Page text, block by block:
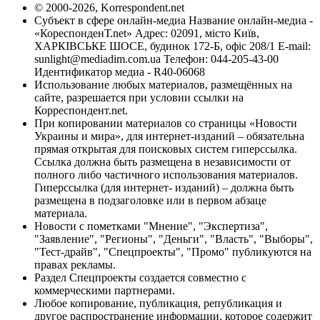
© 2000-2026, Korrespondent.net
Субъект в сфере онлайн-медиа Название онлайн-медиа -
«КореспонденТ.net» Адрес: 02091, місто Київ,
ХАРКІВСЬКЕ ШОСЕ, будинок 172-Б, офіс 208/1 E-mail:
sunlight@mediadim.com.ua Телефон: 044-205-43-00
Идентификатор медиа - R40-06068
Использование любых материалов, размещённых на
сайте, разрешается при условии ссылки на
Корреспондент.net.
При копировании материалов со страницы «Новости
Украины и мира», для интернет-изданий – обязательна
прямая открытая для поисковых систем гиперссылка.
Ссылка должна быть размещена в независимости от
полного либо частичного использования материалов.
Гиперссылка (для интернет- изданий) – должна быть
размещена в подзаголовке или в первом абзаце
материала.
Новости с пометками "Мнение", "Экспертиза",
"Заявление", "Регионы", "Деньги", "Власть", "Выборы",
"Тест-драйв", "Спецпроекты", "Промо" публикуются на
правах рекламы.
Раздел Спецпроекты создается совместно с
коммерческими партнерами.
Любое копирование, публикация, републикация и
другое распространение информации, которое содержит